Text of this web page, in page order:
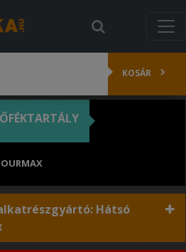
KOSÁR
Hátsó